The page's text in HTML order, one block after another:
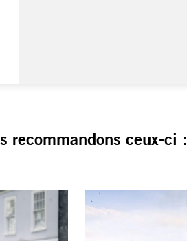
recommandons ceux-ci :